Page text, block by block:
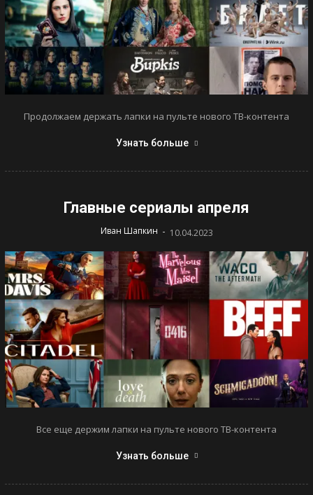
Продолжаем держать лапки на пульте нового ТВ-контента
Узнать больше
Главные сериалы апреля
Иван Шапкин - 10.04.2023
Все еще держим лапки на пульте нового ТВ-контента
Узнать больше